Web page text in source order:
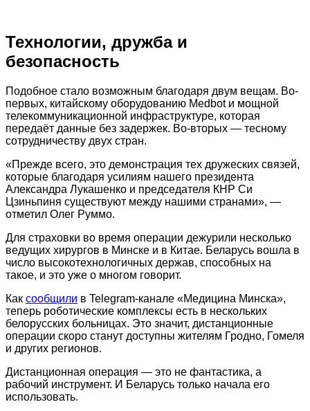
Технологии, дружба и
безопасность
Подобное стало возможным благодаря двум вещам. Во-
первых, китайскому оборудованию Medbot и мощной
телекоммуникационной инфраструктуре, которая
передаёт данные без задержек. Во-вторых — тесному
сотрудничеству двух стран.
«Прежде всего, это демонстрация тех дружеских связей,
которые благодаря усилиям нашего президента
Александра Лукашенко и председателя КНР Си
Цзиньпиня существуют между нашими странами», —
отметил Олег Руммо.
Для страховки во время операции дежурили несколько
ведущих хирургов в Минске и в Китае. Беларусь вошла в
число высокотехнологичных держав, способных на
такое, и это уже о многом говорит.
Как сообщили в Telegram-канале «Медицина Минска»,
теперь роботические комплексы есть в нескольких
белорусских больницах. Это значит, дистанционные
операции скоро станут доступны жителям Гродно, Гомеля
и других регионов.
Дистанционная операция — это не фантастика, а
рабочий инструмент. И Беларусь только начала его
использовать.